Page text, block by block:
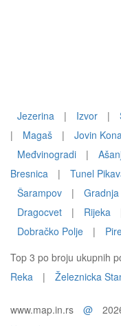
Jezerina | Izvor |
|
Magaš | Jovin
Međvinogradi
|
Bresnica
| Tunel
Šarampov
| Gradnja
Dragocvet
| Rijeka
Dobračko Polje
|
Top 3 po broju ukupnih
Reka
| Železnicka
www.map.in.rs @